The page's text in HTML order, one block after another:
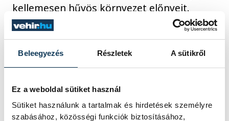
Beleegyezés Részletek A sütikről
Ez a weboldal sütiket használ
Sütiket használunk a tartalmak és hirdetések személyre
szabásához, közösségi funkciók biztosításához,
kellemesen hűvös környezet előnyeit.
életmód hőség betegség